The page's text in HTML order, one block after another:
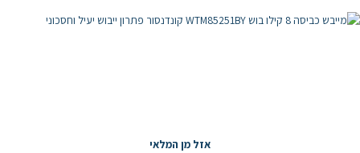
אזל מן המלאי